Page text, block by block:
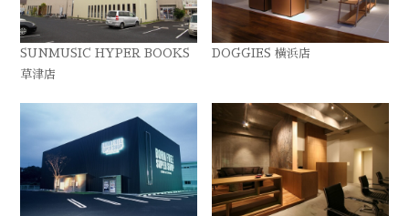
SUNMUSIC HYPER BOOKS
草津店
DOGGIES 横浜店